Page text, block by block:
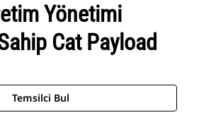
Yönetimi
Cat Payload
Temsilci Bul